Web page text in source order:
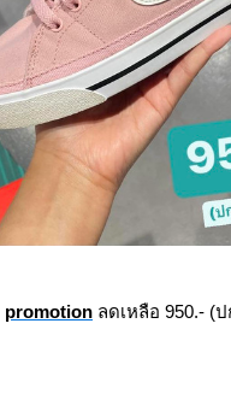
promotion ลดเหลือ 950.- (